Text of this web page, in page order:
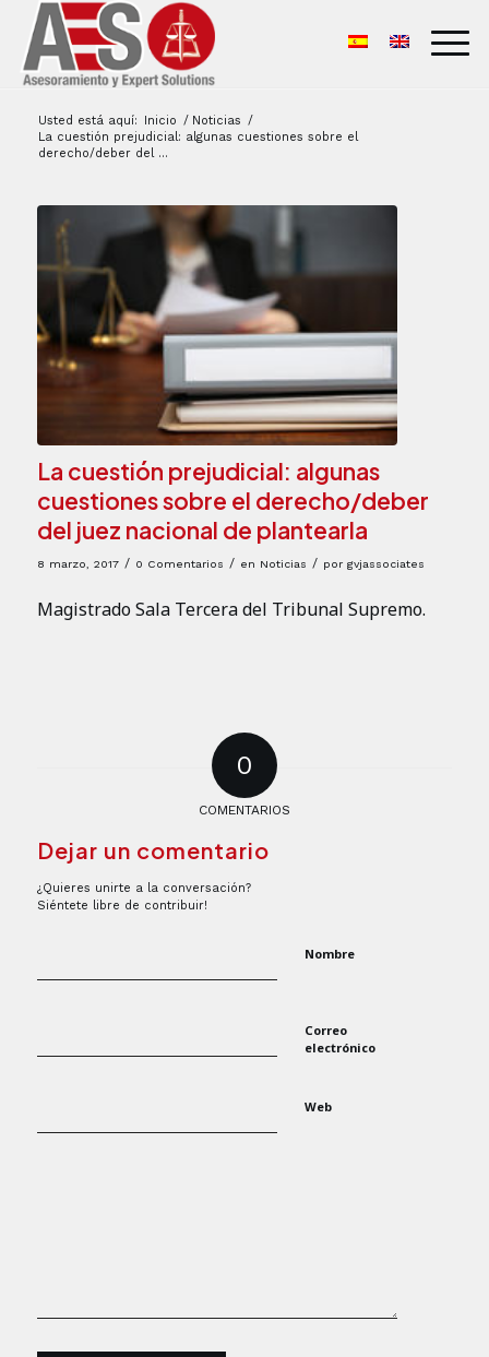
Usted está aquí: Inicio / Noticias /
La cuestión prejudicial: algunas cuestiones sobre el
derecho/deber del ...
La cuestión prejudicial: algunas
cuestiones sobre el derecho/deber
del juez nacional de plantearla
8 marzo, 2017 / 0 Comentarios / en Noticias / por gvjassociates
Magistrado Sala Tercera del Tribunal Supremo.
0
COMENTARIOS
Dejar un comentario
¿Quieres unirte a la conversación?
Siéntete libre de contribuir!
Nombre
Correo
electrónico
Web